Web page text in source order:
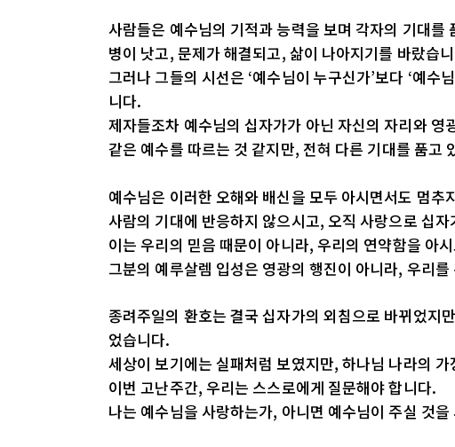
사람들은 예수님의 기적과 능력을 보며 각자의 기대를
병이 낫고, 문제가 해결되고, 삶이 나아지기를 바랐습
그러나 그들의 시선은 ‘예수님이 누구신가’보다 ‘예수
니다.
제자들조차 예수님의 십자가가 아닌 자신의 자리와 영
같은 예수를 따르는 것 같지만, 전혀 다른 기대를 품고
예수님은 이러한 오해와 배신을 모두 아시면서도 멈추
사람의 기대에 반응하지 않으시고, 오직 사랑으로 십
이는 우리의 믿음 때문이 아니라, 우리의 연약함을 아
그분의 예루살렘 입성은 영광의 행진이 아니라, 우리
종려주일의 환호는 결국 십자가의 외침으로 바뀌었지
었습니다.
세상이 보기에는 실패처럼 보였지만, 하나님 나라의
이번 고난주간, 우리는 스스로에게 질문해야 합니다.
나는 예수님을 사랑하는가, 아니면 예수님이 주실 것